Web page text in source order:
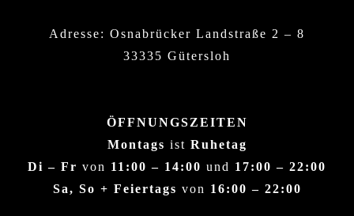
Adresse: Osnabrücker Landstraße 2 – 8
33335 Gütersloh
ÖFFNUNGSZEITEN
Montags ist Ruhetag
Di – Fr von 11:00 – 14:00 und 17:00 – 22:00
Sa, So + Feiertags von 16:00 – 22:00